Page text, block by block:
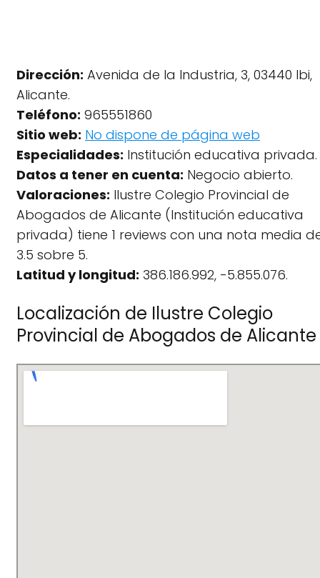
Dirección: Avenida de la Industria, 3, 03440 Ibi,
Alicante.
Teléfono: 965551860
Sitio web: No dispone de página web
Especialidades: Institución educativa privada.
Datos a tener en cuenta: Negocio abierto.
Valoraciones: Ilustre Colegio Provincial de
Abogados de Alicante (Institución educativa
privada) tiene 1 reviews con una nota media
3.5 sobre 5.
Latitud y longitud: 386.186.992, -5.855.076.
Localización de Ilustre Colegio
Provincial de Abogados de Alicante